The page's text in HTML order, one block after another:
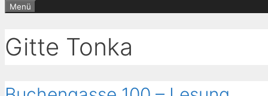
Menü
Gitte Tonka